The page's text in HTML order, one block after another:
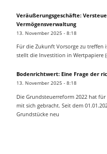
Veräußerungsgeschäfte:
Vermögensverwaltung
13. November 2025 - 8:18
Für die Zukunft Vorsorge zu treffen
stellt die Investition in Wertpapiere
Bodenrichtwert: Eine Frage der
13. November 2025 - 8:18
Die Grundsteuerreform 2022 hat
mit sich gebracht. Seit dem
Grundstücke neu